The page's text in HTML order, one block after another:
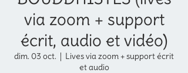
via zoom + support
écrit, audio et vidéo)
dim. 03 oct.
  |
Lives via zoom + support écrit
et audio